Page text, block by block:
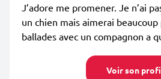
J’adore me promener. Je n’ai
un chien mais aimerai
ballades avec un compagnon a
Voir son